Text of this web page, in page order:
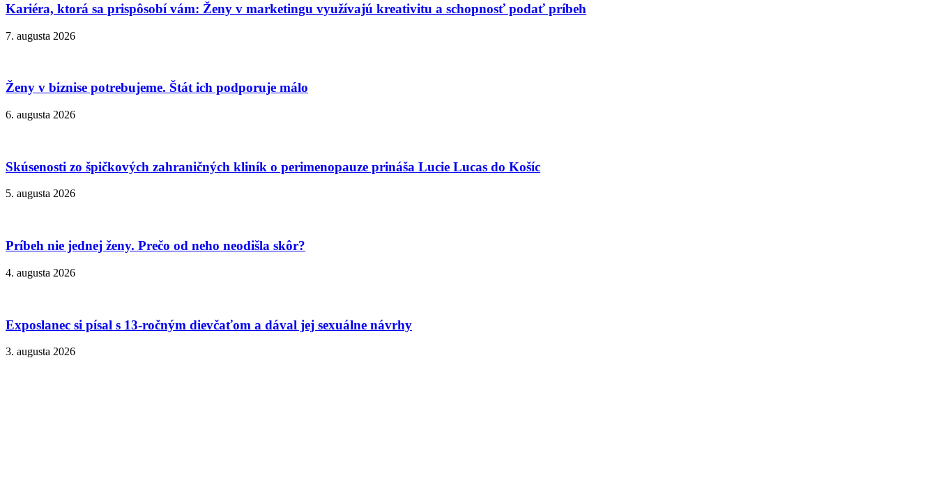
Kariéra, ktorá sa prispôsobí vám: Ženy v marketingu využívajú kreativitu a schopnosť podať príbeh
7. augusta 2026
Ženy v biznise potrebujeme. Štát ich podporuje málo
6. augusta 2026
Skúsenosti zo špičkových zahraničných kliník o perimenopauze prináša Lucie Lucas do Košíc
5. augusta 2026
Príbeh nie jednej ženy. Prečo od neho neodišla skôr?
4. augusta 2026
Exposlanec si písal s 13-ročným dievčaťom a dával jej sexuálne návrhy
3. augusta 2026